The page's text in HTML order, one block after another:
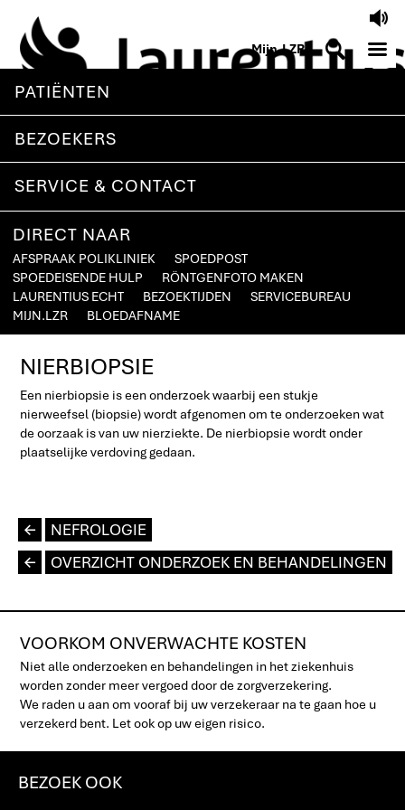
V
Mijn.LZR S M
PATIËNTEN
BEZOEKERS
SERVICE & CONTACT
DIRECT NAAR
AFSPRAAK POLIKLINIEK
SPOEDPOST
SPOEDEISENDE HULP
RÖNTGENFOTO MAKEN
LAURENTIUS ECHT
BEZOEKTIJDEN
SERVICEBUREAU
MIJN.LZR
BLOEDAFNAME
NIERBIOPSIE
Een nierbiopsie is een onderzoek waarbij een stukje
nierweefsel (biopsie) wordt afgenomen om te onderzoeken wat
de oorzaak is van uw nierziekte. De nierbiopsie wordt onder
plaatselijke verdoving gedaan.
L NEFROLOGIE
L OVERZICHT ONDERZOEK EN BEHANDELINGEN
VOORKOM ONVERWACHTE KOSTEN
Niet alle onderzoeken en behandelingen in het ziekenhuis
worden zonder meer vergoed door de zorgverzekering.
We raden u aan om vooraf bij uw verzekeraar na te gaan hoe u
verzekerd bent. Let ook op uw eigen risico.
BEZOEK OOK